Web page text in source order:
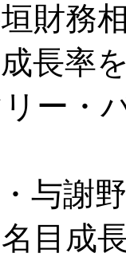
財務
長率
ー・
与謝
目成